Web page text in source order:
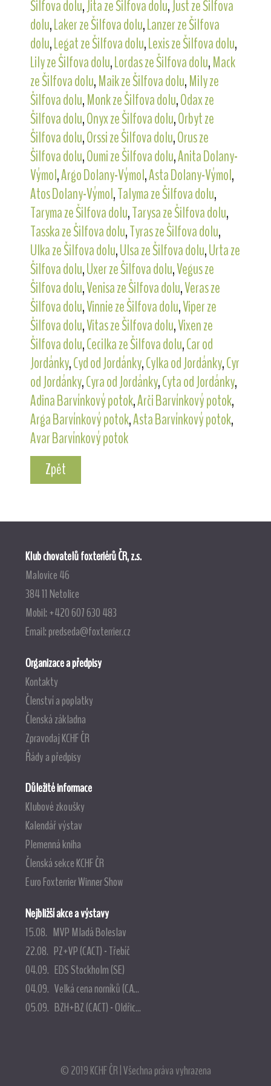
Šilfova dolu,Jita ze Šilfova dolu,Just ze Šilfova
dolu,Laker ze Šilfova dolu,Lanzer ze Šilfova
dolu,Legat ze Šilfova dolu,Lexis ze Šilfova dolu,
Lily ze Šilfova dolu,Lordas ze Šilfova dolu,Mack
ze Šilfova dolu,Maik ze Šilfova dolu,Mily ze
Šilfova dolu,Monk ze Šilfova dolu,Odax ze
Šilfova dolu,Onyx ze Šilfova dolu,Orbyt ze
Šilfova dolu,Orssi ze Šilfova dolu,Orus ze
Šilfova dolu,Oumi ze Šilfova dolu,Anita Dolany-
Výmol,Argo Dolany-Výmol,Asta Dolany-Výmol,
Atos Dolany-Výmol,Talyma ze Šilfova dolu,
Taryma ze Šilfova dolu,Tarysa ze Šilfova dolu,
Tasska ze Šilfova dolu,Tyras ze Šilfova dolu,
Ulka ze Šilfova dolu,Ulsa ze Šilfova dolu,Urta ze
Šilfova dolu,Uxer ze Šilfova dolu,Vegus ze
Šilfova dolu,Venisa ze Šilfova dolu,Veras ze
Šilfova dolu,Vinnie ze Šilfova dolu,Viper ze
Šilfova dolu,Vitas ze Šilfova dolu,Vixen ze
Šilfova dolu,Cecilka ze Šilfova dolu,Car od
Jordánky,Cyd od Jordánky,Cylka od Jordánky,Cyr
od Jordánky,Cyra od Jordánky,Cyta od Jordánky,
Adina Barvínkový potok,Arči Barvínkový potok,
Arga Barvínkový potok,Asta Barvínkový potok,
Avar Barvínkový potok
Zpět
Klub chovatelů foxteriérů ČR, z.s.
Malovice 46
384 11 Netolice
Mobil: +420 607 630 483
Email:predseda@foxterrier.cz
Organizace a předpisy
Kontakty
Členství a poplatky
Členská základna
Zpravodaj KCHF ČR
Řády a předpisy
Důležité informace
Klubové zkoušky
Kalendář výstav
Plemenná kniha
Členská sekce KCHF ČR
Euro Foxterrier Winner Show
Nejbližší akce a výstavy
15.08. MVP Mladá Boleslav
22.08. PZ+VP (CACT) - Třebíč
04.09. EDS Stockholm (SE)
04.09. Velká cena norníků (CA...
05.09. BZH+BZ (CACT) - Oldřic...
© 2019 KCHF ČR | Všechna práva vyhrazena